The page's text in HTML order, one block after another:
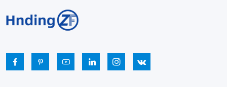
     